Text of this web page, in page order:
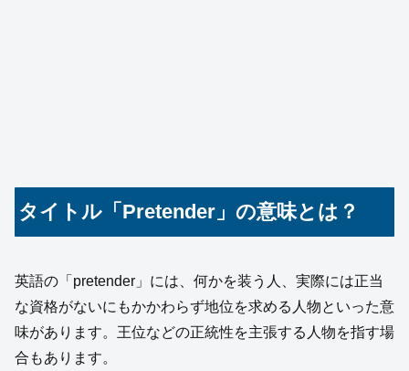
タイトル「Pretender」の意味とは？
英語の「pretender」には、何かを装う人、実際には正当
な資格がないにもかかわらず地位を求める人物といった意
味があります。王位などの正統性を主張する人物を指す場
合もあります。